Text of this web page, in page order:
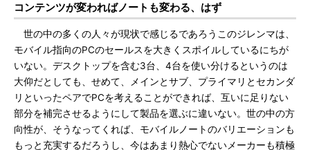
コンテンツが変わればノートも変わる、はず
世の中の多くの人々が現状で感じるであろうこのジレンマは、
モバイル指向のPCのセールスを大きくスポイルしているにちが
いない。デスクトップを含む3台、4台を使い分けるというのは
大仰だとしても、せめて、メインとサブ、プライマリとセカンダ
リといったペアでPCを考えることができれば、互いに足りない
部分を補完させるようにして製品を選ぶに違いない。世の中の方
向性が、そうなってくれば、モバイルノートのバリエーションも
もっと充実するだろうし、今はあまり熱心でないメーカーも積極